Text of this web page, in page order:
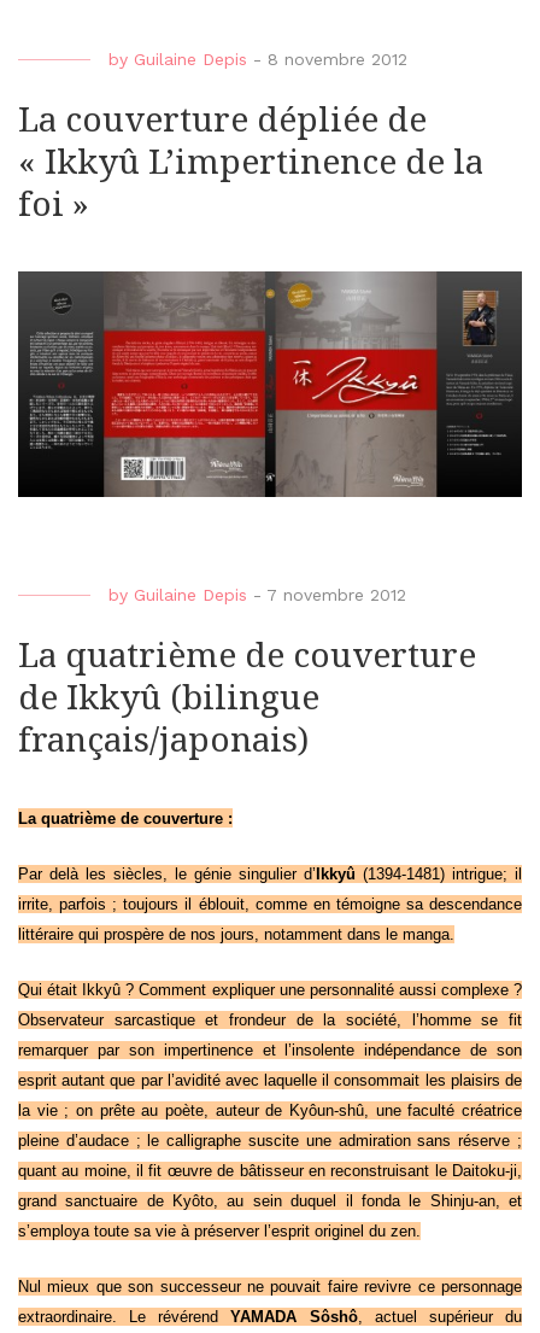
by Guilaine Depis - 8 novembre 2012
La couverture dépliée de
« Ikkyû L’impertinence de la
foi »
by Guilaine Depis - 7 novembre 2012
La quatrième de couverture
de Ikkyû (bilingue
français/japonais)
La quatrième de couverture :
Par delà les siècles, le génie singulier d’ Ikkyû (1394-1481) intrigue; il
irrite, parfois ; toujours il éblouit, comme en témoigne sa descendance
littéraire qui prospère de nos jours, notamment dans le manga.
Qui était Ikkyû ? Comment expliquer une personnalité aussi complexe ?
Observateur sarcastique et frondeur de la société, l’homme se fit
remarquer par son impertinence et l’insolente indépendance de son
esprit autant que par l’avidité avec laquelle il consommait les plaisirs de
la vie ; on prête au poète, auteur de Kyôun-shû, une faculté créatrice
pleine d’audace ; le calligraphe suscite une admiration sans réserve ;
quant au moine, il fit œuvre de bâtisseur en reconstruisant le Daitoku-ji,
grand sanctuaire de Kyôto, au sein duquel il fonda le Shinju-an, et
s’employa toute sa vie à préserver l’esprit originel du zen.
Nul mieux que son successeur ne pouvait faire revivre ce personnage
extraordinaire. Le révérendYAMADA Sôshô, actuel supérieur du